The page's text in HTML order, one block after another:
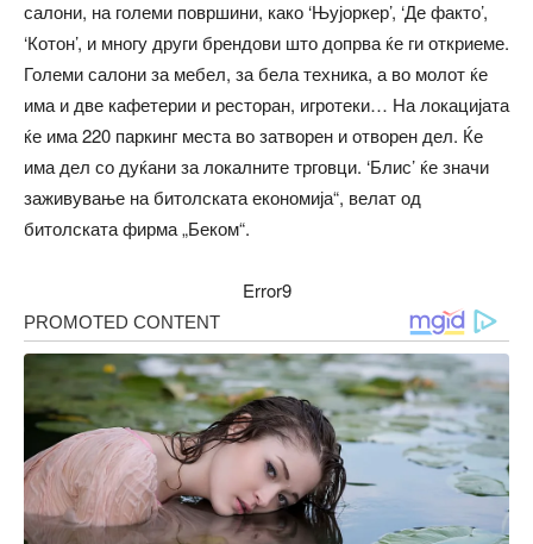
салони, на големи површини, како ‘Њујоркер’, ‘Де факто’,
‘Котон’, и многу други брендови што допрва ќе ги откриеме.
Големи салони за мебел, за бела техника, а во молот ќе
има и две кафетерии и ресторан, игротеки… На локацијата
ќе има 220 паркинг места во затворен и отворен дел. Ќе
има дел со дуќани за локалните трговци. ‘Блис’ ќе значи
заживување на битолската економија“, велат од
битолската фирма „Беком“.
Error9